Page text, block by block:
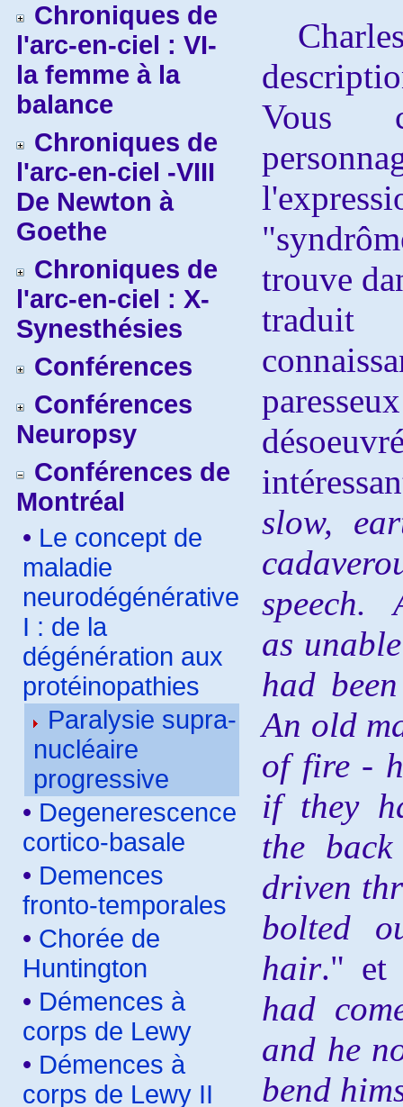
Chroniques de
l'arc-en-ciel : VI-
la femme à la
balance
Chroniques de
l'arc-en-ciel -VIII
De Newton à
Goethe
Chroniques de
l'arc-en-ciel : X-
Synesthésies
Conférences
Conférences
Neuropsy
Conférences de
Montréal
• Le concept de
maladie
neurodégénérative
I : de la
dégénération aux
protéinopathies
Paralysie supra-
nucléaire
progressive
• Degenerescence
cortico-basale
• Demences
fronto-temporales
• Chorée de
Huntington
• Démences à
corps de Lewy
• Démences à
corps de Lewy II
Charles
Vous
trouve
slow,
speech.
as
had
An old
of fire -
if they
the
driven
bolted
hair." et
had
and he
bend